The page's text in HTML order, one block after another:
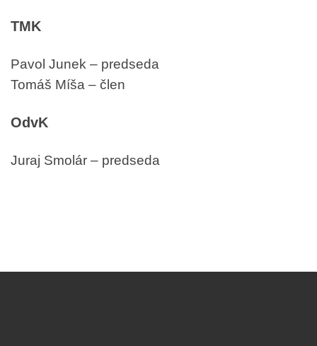
TMK
Pavol Junek – predseda
Tomáš Míša – člen
OdvK
Juraj Smolár – predseda